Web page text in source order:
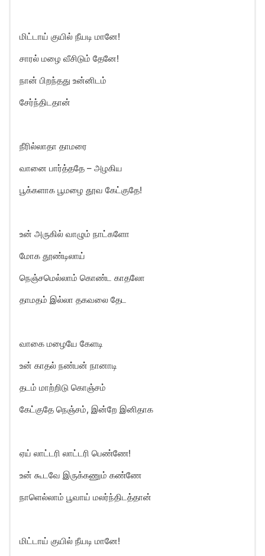
மிட்டாய் குயில் நீயடி மானே!
சாரல் மழை வீசிடும் தேனே!
நான் பிறந்தது உன்னிடம்
சேர்ந்திடதான்
நீரில்லாதா தாமரை
வானை பார்த்ததே – அழகிய
பூக்களாக பூமழை தூவ கேட்குதே!
உன் அருகில் வாழும் நாட்களோ
மோக தூண்டிலாய்
நெஞ்சமெல்லாம் கொண்ட காதலோ
தாமதம் இல்லா தகவலை தேட
வாகை மழையே கேளடி
உன் காதல் நண்பன் நானாடி
தடம் மாற்றிடு கொஞ்சம்
கேட்குதே நெஞ்சம், இன்றே இனிதாக
ஏய் லாட்டரி லாட்டரி பெண்ணே!
உன் கூடவே இருக்கணும் கண்ணே
நாளெல்லாம் பூவாய் மலர்ந்திடத்தான்
மிட்டாய் குயில் நீயடி மானே!